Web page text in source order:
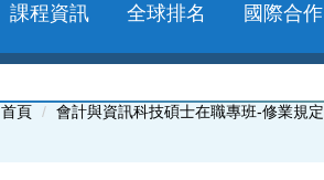
課程資訊 全球排名 國際合作
首頁 會計與資訊科技碩士在職專班-修業規定